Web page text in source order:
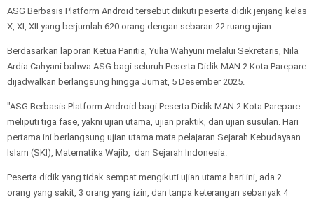
ASG Berbasis Platform Android tersebut diikuti peserta didik jenjang kelas
X, XI, XII yang berjumlah 620 orang dengan sebaran 22 ruang ujian.
Berdasarkan laporan Ketua Panitia, Yulia Wahyuni melalui Sekretaris, Nila
Ardia Cahyani bahwa ASG bagi seluruh Peserta Didik MAN 2 Kota Parepare
dijadwalkan berlangsung hingga Jumat, 5 Desember 2025.
"ASG Berbasis Platform Android bagi Peserta Didik MAN 2 Kota Parepare
meliputi tiga fase, yakni ujian utama, ujian praktik, dan ujian susulan. Hari
pertama ini berlangsung ujian utama mata pelajaran Sejarah Kebudayaan
Islam (SKI), Matematika Wajib, dan Sejarah Indonesia.
Peserta didik yang tidak sempat mengikuti ujian utama hari ini, ada 2
orang yang sakit, 3 orang yang izin, dan tanpa keterangan sebanyak 4